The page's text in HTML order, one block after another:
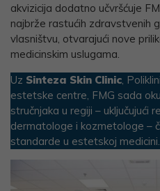
akvizicija dodatno učvršćuje
najbrže rastućih zdravstvenih
vlasništvu, otvarajući nove
medicinskim uslugama.
Uz Sinteza Skin Clinic ,
estetske centre, FMG sada
stručnjaka u regiji – uključujući
dermatologe i kozmetologe –
standarde u estetskoj medicini.